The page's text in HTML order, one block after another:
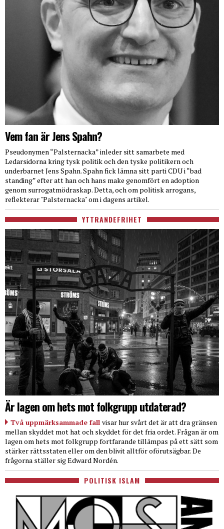
Vem fan är Jens Spahn?
Pseudonymen “Palsternacka” inleder sitt samarbete med
Ledarsidorna kring tysk politik och den tyske politikern och
underbarnet Jens Spahn. Spahn fick lämna sitt parti CDU i “bad
standing” efter att han och hans make genomfört en adoption
genom surrogatmödraskap. Detta, och om politisk arrogans,
reflekterar "Palsternacka" om i dagens artikel.
YTTRANDEFRIHET
Är lagen om hets mot folkgrupp utdaterad?
Två uppmärksammade fall visar hur svårt det är att dra gränsen
mellan skyddet mot hat och skyddet för det fria ordet. Frågan är om
lagen om hets mot folkgrupp fortfarande tillämpas på ett sätt som
stärker rättsstaten eller om den blivit alltför oförutsägbar. De
frågorna ställer sig Edward Nordén.
POLITISK ISLAM